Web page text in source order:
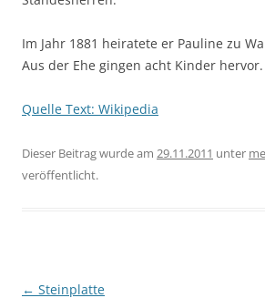
Im Jahr 1881 heiratete er Pauline zu
Aus der Ehe gingen acht Kinder hervor.
Quelle Text: Wikipedia
Dieser Beitrag wurde am 29.11.2011 unter
veröffentlicht.
Beitragsnavigation
← Steinplatte